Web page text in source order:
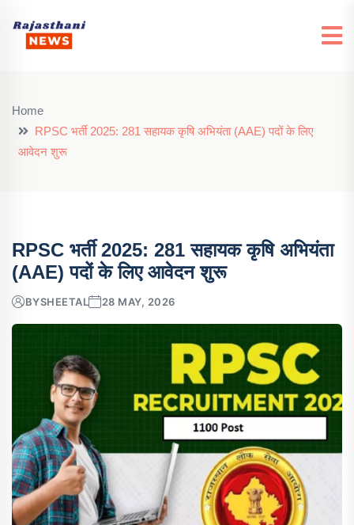
Home
RPSC भर्ती 2025: 281 सहायक कृषि अभियंता (AAE) पदों के लिए
आवेदन शुरू
RPSC भर्ती 2025: 281 सहायक कृषि अभियंता
(AAE) पदों के लिए आवेदन शुरू
BYSHEETAL 28 MAY, 2026